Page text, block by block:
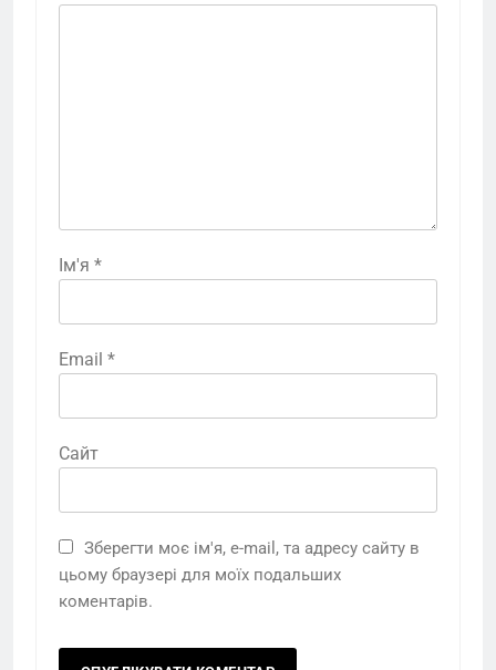
Ім'я *
Email *
Сайт
Зберегти моє ім'я, e-mail, та адресу сайту в
цьому браузері для моїх подальших
коментарів.